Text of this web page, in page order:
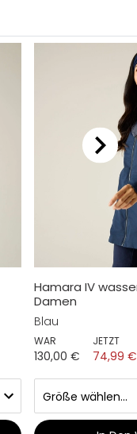
Hamara IV
Damen
Blau
WAR
130,00 €
JETZT
74,99 €